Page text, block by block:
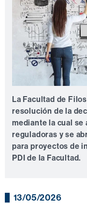
La Facultad de
resolución de la
mediante la cual se
reguladoras y se
para proyectos de
PDI de la Facultad.
13/05/2026